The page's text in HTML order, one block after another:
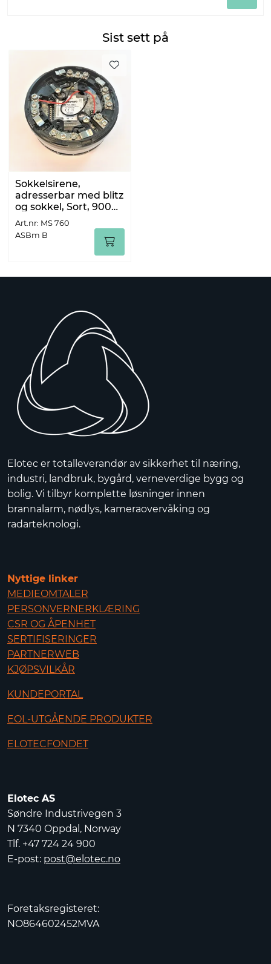
Sist sett på
Sokkelsirene,
adresserbar med blitz
og sokkel, Sort, 9000-
N
Art.nr: MS 760
ASBm B
Elotec er totalleverandør av sikkerhet til næring,
industri, landbruk, bygård, verneverdige bygg og
bolig. Vi tilbyr komplette løsninger innen
brannalarm, nødlys, kameraovervåking og
radarteknologi.
Nyttige linker
MEDIEOMTALER
PERSONVERNERKLÆRING
CSR OG ÅPENHET
SERTIFISERINGER
PARTNERWEB
KJØPSVILKÅR
KUNDEPORTAL
EOL-UTGÅENDE PRODUKTER
ELOTECFONDET
Elotec AS
Søndre Industrivegen 3
N 7340 Oppdal, Norway
Tlf. +47 724 24 900
E-post: post@elotec.no
Foretaksregisteret:
NO864602452MVA